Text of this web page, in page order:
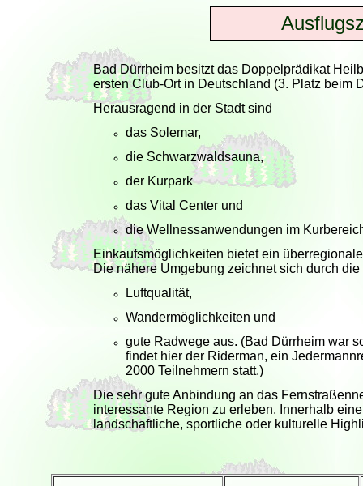
Bad Dürrheim besitzt das Doppelprädikat
ersten Club-Ort in Deutschland (3. Platz beim
Herausragend in der Stadt sind
das Solemar,
die Schwarzwaldsauna,
der Kurpark
das Vital Center und
die Wellnessanwendungen im
Einkaufsmöglichkeiten bietet ein
Die nähere Umgebung zeichnet sich durch
Luftqualität,
Wandermöglichkeiten und
gute Radwege aus. (Bad Dürrheim war
findet hier der Riderman, ein
2000 Teilnehmern statt.)
Die sehr gute Anbindung an das
interessante Region zu erleben. Innerhalb
landschaftliche, sportliche oder kulturelle